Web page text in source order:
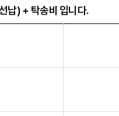
납) + 탁송비 입니다.